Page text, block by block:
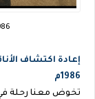
1986م
تخوض معنا رحلة